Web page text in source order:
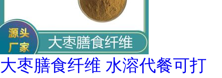
大枣膳食纤维 水溶代餐可打